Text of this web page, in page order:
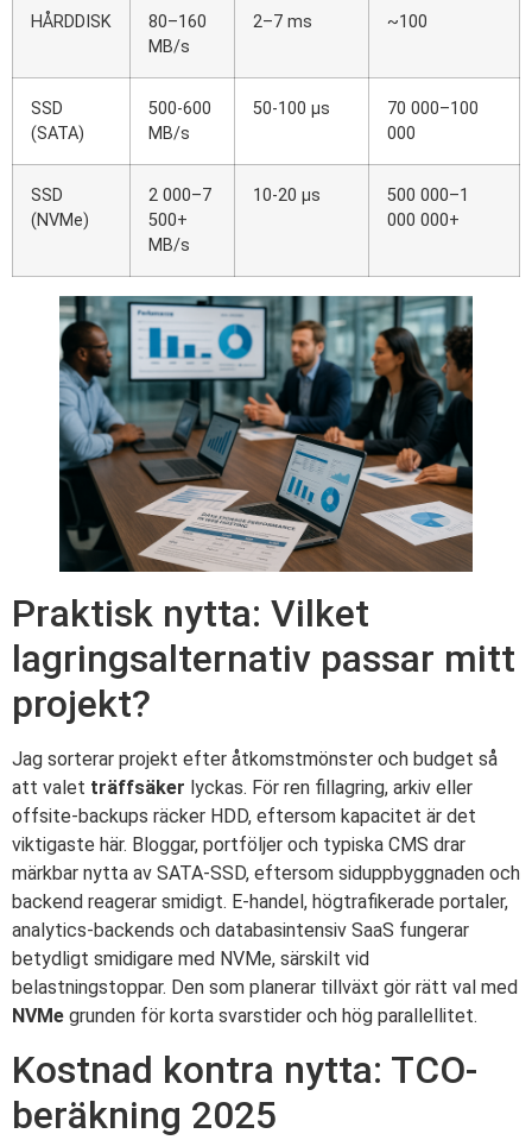
HÅRDDISK
80–160
MB/s
2–7 ms ~100
SSD
(SATA)
500-600
MB/s
50-100 µs
70 000–100
000
SSD
(NVMe)
2 000–7
500+
MB/s
10-20 µs
500 000–1
000 000+
Praktisk nytta: Vilket
lagringsalternativ passar mitt
projekt?
Jag sorterar projekt efter åtkomstmönster och budget så
att valet träffsäker lyckas. För ren fillagring, arkiv eller
offsite-backups räcker HDD, eftersom kapacitet är det
viktigaste här. Bloggar, portföljer och typiska CMS drar
märkbar nytta av SATA-SSD, eftersom siduppbyggnaden och
backend reagerar smidigt. E-handel, högtrafikerade portaler,
analytics-backends och databasintensiv SaaS fungerar
betydligt smidigare med NVMe, särskilt vid
belastningstoppar. Den som planerar tillväxt gör rätt val med
NVMe grunden för korta svarstider och hög parallellitet.
Kostnad kontra nytta: TCO-
beräkning 2025